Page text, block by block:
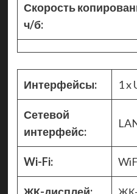
Скорость
ч/б:
Интерфейсы: 1 x
Сетевой
интерфейс:
Wi-Fi: